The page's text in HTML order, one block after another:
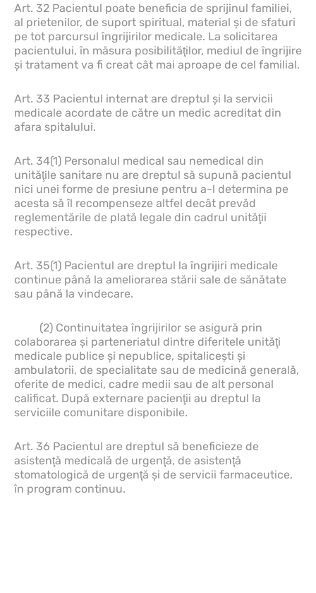
Art. 32 Pacientul poate beneficia de sprijinul familiei,
al prietenilor, de suport spiritual, material şi de sfaturi
pe tot parcursul îngrijirilor medicale. La solicitarea
pacientului, în măsura posibilităţilor, mediul de îngrijire
şi tratament va fi creat cât mai aproape de cel familial.
Art. 33 Pacientul internat are dreptul şi la servicii
medicale acordate de către un medic acreditat din
afara spitalului.
Art. 34(1) Personalul medical sau nemedical din
unităţile sanitare nu are dreptul să supună pacientul
nici unei forme de presiune pentru a-l determina pe
acesta să îl recompenseze altfel decât prevăd
reglementările de plată legale din cadrul unităţii
respective.
Art. 35(1) Pacientul are dreptul la îngrijiri medicale
continue până la ameliorarea stării sale de sănătate
sau până la vindecare.
(2) Continuitatea îngrijirilor se asigură prin
colaborarea şi parteneriatul dintre diferitele unităţi
medicale publice şi nepublice, spitaliceşti şi
ambulatorii, de specialitate sau de medicină generală,
oferite de medici, cadre medii sau de alt personal
calificat. După externare pacienţii au dreptul la
serviciile comunitare disponibile.
Art. 36 Pacientul are dreptul să beneficieze de
asistenţă medicală de urgenţă, de asistenţă
stomatologică de urgenţă şi de servicii farmaceutice,
în program continuu.